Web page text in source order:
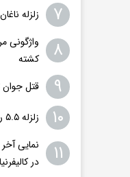
۷ زلزله
۸
کشته
۹ قتل جوان
۱۰ زلزله ۵.۵ ریشتری در اندونزی
۱۱
نمایی
در کالیفرنیا